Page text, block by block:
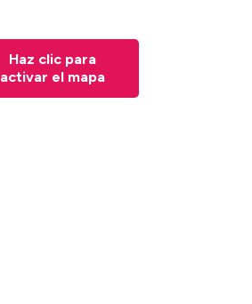
Haz clic para
activar el mapa